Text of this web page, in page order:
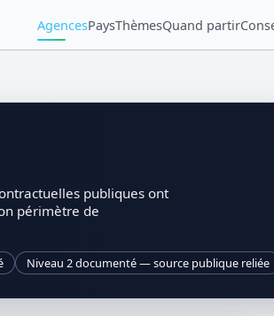
AgencesPaysThèmesQuand partir
publiques ont
périmètre de
Niveau 2 documenté — source publique reliée